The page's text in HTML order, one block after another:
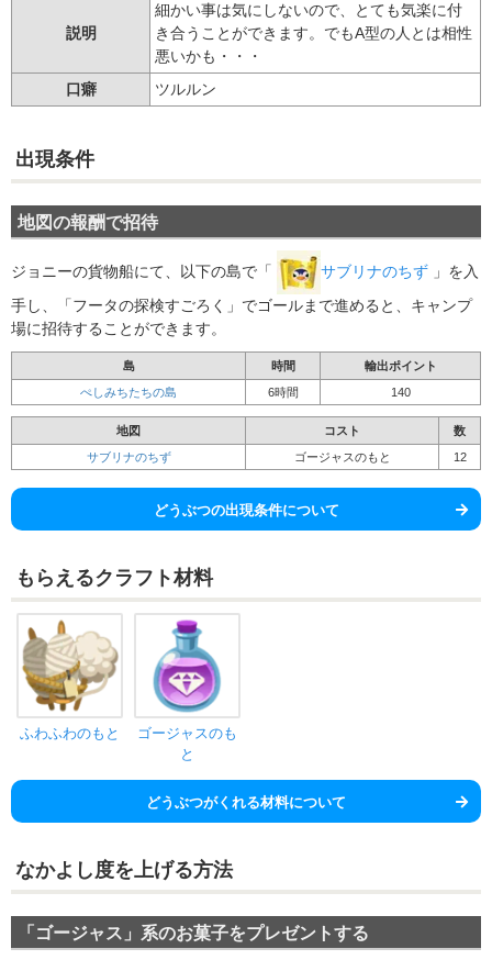
説明
細かい事は気にしないので、とても気楽に付
き合うことができます。でもA型の人とは相性
悪いかも・・・
口癖
ツルルン
出現条件
地図の報酬で招待
ジョニーの貨物船にて、以下の島で「 サブリナのちず 」を入
手し、「フータの探検すごろく」でゴールまで進めると、キャンプ
場に招待することができます。
島 時間
輸出ポイント
ぺしみちたちの島
6時間 140
地図 コスト
数
サブリナのちず
ゴージャスのもと 12
どうぶつの出現条件について
もらえるクラフト材料
ふわふわのもと
ゴージャスのも
と
どうぶつがくれる材料について
なかよし度を上げる方法
「ゴージャス」系のお菓子をプレゼントする